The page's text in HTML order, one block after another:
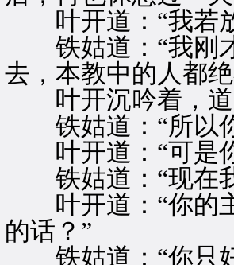
叶开道：“我若
铁姑道：“我刚才
去，本教中的人都
叶开沉吟着，道
铁姑道：“所以
叶开道：“可是你
铁姑道：“现在
叶开道：“你的主
的话？”
铁姑道：“你只